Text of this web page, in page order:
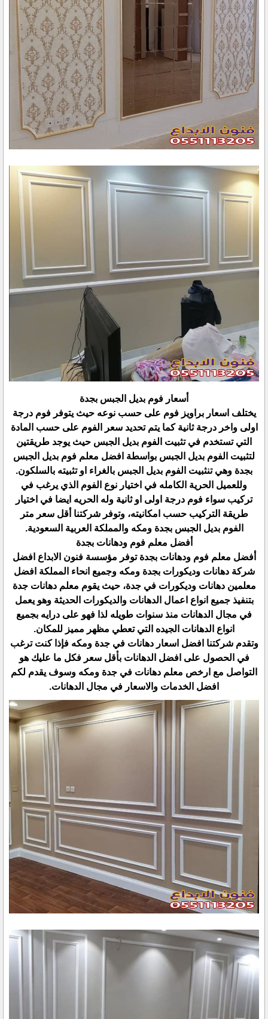
أسعار فوم بديل الجبس بجدة
يختلف اسعار براويز فوم على حسب نوعه حيث يتوفر فوم درجة
اولى واخر درجة ثانية كما يتم تحديد سعر الفوم على حسب المادة
التي تستخدم في تثبيت الفوم بديل الجبس حيث يوجد طريقتين
لتثبيت الفوم بديل الجبس بواسطة افضل معلم فوم بديل الجبس
بجدة وهي تنثبيت الفوم بديل الجبس بالغراء او تثبيته بالسلكون.
وللعميل الحرية الكامله في اختيار نوع الفوم الذي يرغب في
تركيب سواء فوم درجة اولى او ثانية وله الحريه ايضا في اختيار
طريقة التركيب حسب امكانيته، وتوفر شركتنا أقل سعر متر
الفوم بديل الجبس بجدة ومكه والمملكة العربية السعودية.
أفضل معلم فوم ودهانات بجدة
أفضل معلم فوم ودهانات بجدة توفر مؤسسة فنون الابداع افضل
شركة دهانات وديكورات بجدة ومكه وجميع انحاء المملكة افضل
معلمين دهانات وديكورات في جدة، حيث يقوم معلم دهانات جدة
بتنفيذ جميع انواع اعمال الدهانات والديكورات الحديثة وهو يعمل
في مجال الدهانات منذ سنوات طويله لذا فهو على درايه بجميع
انواع الدهانات الجيده التي تعطي مظهر مميز للمكان.
وتقدم شركتنا افضل اسعار دهانات في جدة ومكه فإذا كنت ترغب
في الحصول على افضل الدهانات بأقل سعر فكل ما عليك هو
التواصل مع ارخص معلم دهانات في جدة ومكه وسوف يقدم لكم
افضل الخدمات والاسعار في مجال الدهانات.